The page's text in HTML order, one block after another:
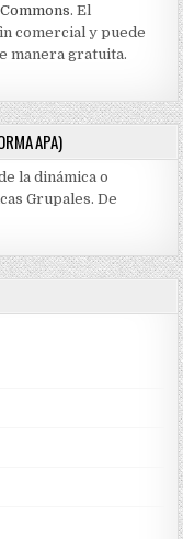
. El
comercial y puede
manera gratuita.
APA)
la dinámica o
Grupales. De